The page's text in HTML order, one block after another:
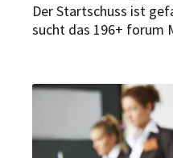
Der Startschuss ist
sucht das 196+ forum
Wettbewerb sind noch